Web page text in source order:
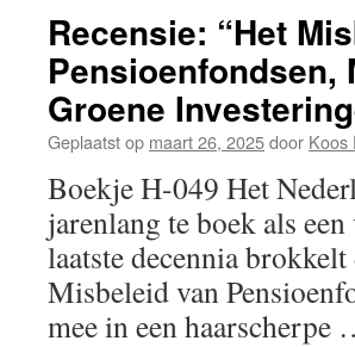
Recensie: “Het
Pensioenfondsen,
Groene
Geplaatst op maart 26, 2025door Koos
Boekje H-049 Het
jarenlang te boek als
laatste decennia
Misbeleid van
mee in een haarscherpe